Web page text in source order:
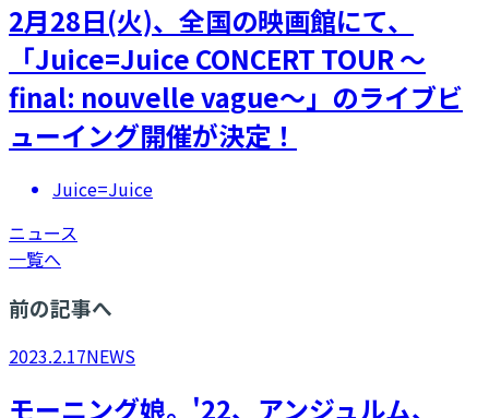
2月28日(火)、全国の映画館にて、
「Juice=Juice CONCERT TOUR ～
final: nouvelle vague～」のライブビ
ューイング開催が決定！
Juice=Juice
ニュース
一覧へ
前の記事へ
2023.2.17NEWS
モーニング娘。'22、アンジュルム、